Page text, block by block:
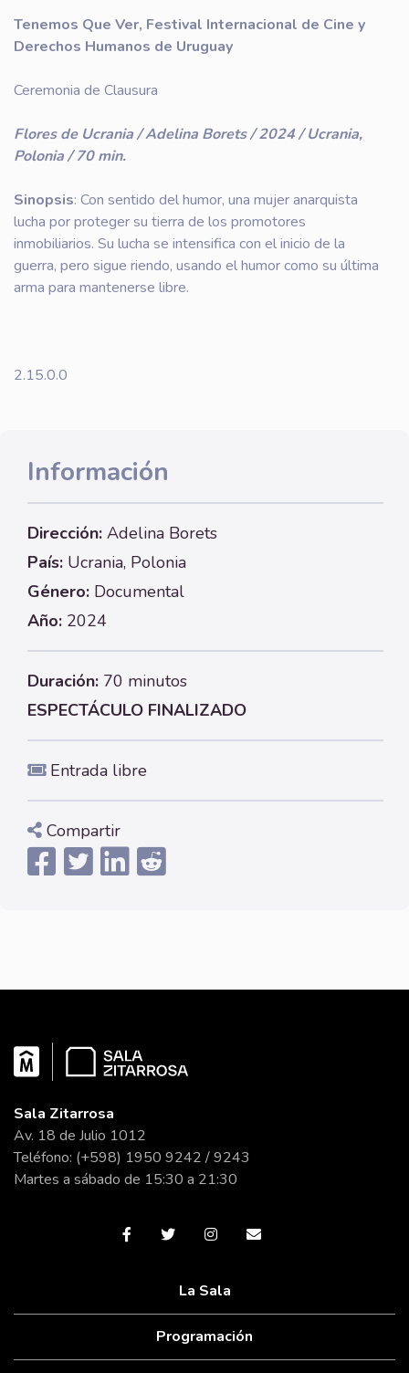
Tenemos Que Ver, Festival Internacional de Cine y
Derechos Humanos de Uruguay
Ceremonia de Clausura
Flores de Ucrania / Adelina Borets / 2024 / Ucrania,
Polonia / 70 min.
Sinopsis: Con sentido del humor, una mujer anarquista
lucha por proteger su tierra de los promotores
inmobiliarios. Su lucha se intensifica con el inicio de la
guerra, pero sigue riendo, usando el humor como su última
arma para mantenerse libre.
2.15.0.0
Información
Dirección: Adelina Borets
País: Ucrania, Polonia
Género: Documental
Año: 2024
Duración: 70 minutos
ESPECTÁCULO FINALIZADO
Entrada libre
Compartir
Sala Zitarrosa
Av. 18 de Julio 1012
Teléfono: (+598) 1950 9242 / 9243
Martes a sábado de 15:30 a 21:30
La Sala
Programación